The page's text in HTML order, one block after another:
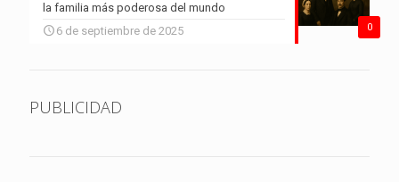
0
la familia más poderosa del mundo
6 de septiembre de 2025
PUBLICIDAD